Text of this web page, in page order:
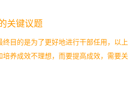
关键议题
目的是为了更好地进行干部任用，以上
培养成效不理想，而要提高成效，需要关